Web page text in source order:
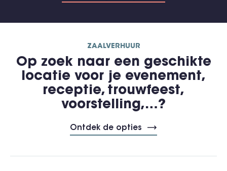
ZAALVERHUUR
Op zoek naar een geschikte
locatie voor je evenement,
receptie, trouwfeest,
voorstelling,…?
Ontdek de opties